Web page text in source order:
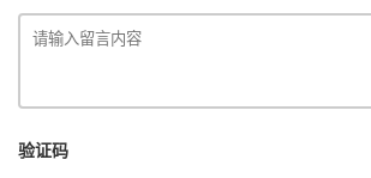
验证码